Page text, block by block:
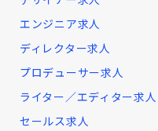
エンジニア求人
ディレクター求人
プロデューサー求人
ライター／エディター求人
セールス求人